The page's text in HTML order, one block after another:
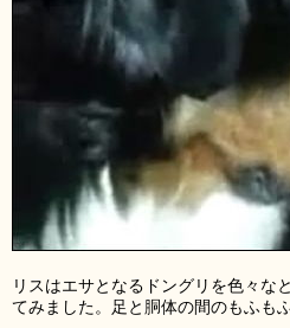
リスはエサとなるドングリを色々な
てみました。足と胴体の間のもふも